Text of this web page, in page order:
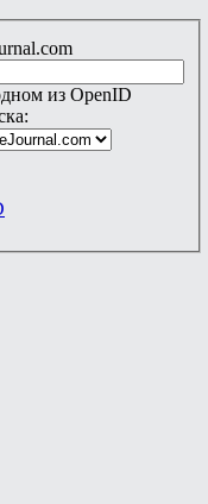
из OpenID